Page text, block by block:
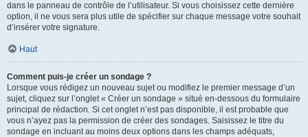
dans le panneau de contrôle de l’utilisateur. Si vous choisissez cette dernière
option, il ne vous sera plus utile de spécifier sur chaque message votre souhait
d’insérer votre signature.
Haut
Comment puis-je créer un sondage ?
Lorsque vous rédigez un nouveau sujet ou modifiez le premier message d’un
sujet, cliquez sur l’onglet « Créer un sondage » situé en-dessous du formulaire
principal de rédaction. Si cet onglet n’est pas disponible, il est probable que
vous n’ayez pas la permission de créer des sondages. Saisissez le titre du
sondage en incluant au moins deux options dans les champs adéquats,